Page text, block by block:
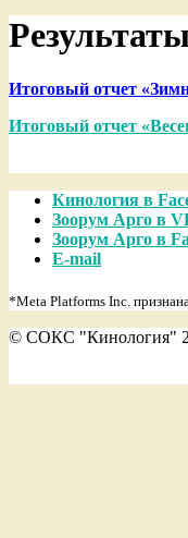
Итоговый отчет
Итоговый отчет
2021-
Кинология в
Зоорум Арго в
Зоорум Арго в
E-mail
*Meta Platforms Inc.
© СОКС "Кинология"